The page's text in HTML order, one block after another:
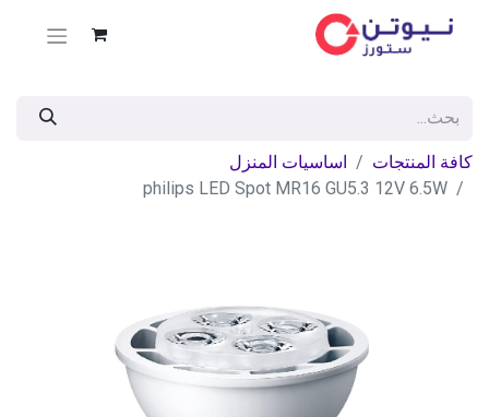
كافة المنتجات
اساسيات المنزل
philips LED Spot MR16 GU5.3 12V 6.5W